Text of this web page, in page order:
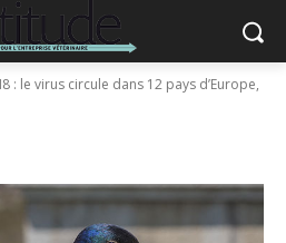
: le virus circule dans 12 pays d’Europe,